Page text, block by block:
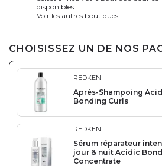
disponibles
Voir les autres boutiques
CHOISISSEZ UN DE NOS
REDKEN
Après-Shampoing
Bonding Curls
REDKEN
Sérum réparateur
jour & nuit Acidic
Concentrate